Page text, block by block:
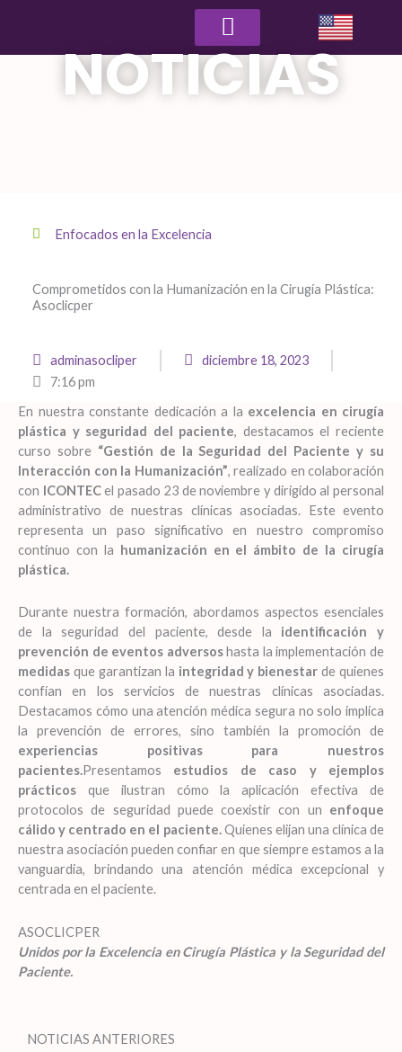
NOTICIAS
Enfocados en la Excelencia
Comprometidos con la Humanización en la Cirugía Plástica:
Asoclicper
adminasocliper
diciembre 18, 2023
7:16 pm
En nuestra constante dedicación a la excelencia en cirugía
plástica y seguridad del paciente, destacamos el reciente
curso sobre “Gestión de la Seguridad del Paciente y su
Interacción con la Humanización”, realizado en colaboración
con ICONTECel pasado 23 de noviembre y dirigido al personal
administrativo de nuestras clínicas asociadas. Este evento
representa un paso significativo en nuestro compromiso
continuo con la humanización en el ámbito de la cirugía
plástica.
Durante nuestra formación, abordamos aspectos esenciales
de la seguridad del paciente, desde la identificación y
prevención de eventos adversoshasta la implementación de
medidas que garantizan la integridad y bienestar de quienes
confían en los servicios de nuestras clínicas asociadas.
Destacamos cómo una atención médica segura no solo implica
la prevención de errores, sino también la promoción de
experiencias positivas para nuestros
pacientes.Presentamos estudios de caso y ejemplos
prácticos que ilustran cómo la aplicación efectiva de
protocolos de seguridad puede coexistir con un enfoque
cálido y centrado en el paciente.Quienes elijan una clínica de
nuestra asociación pueden confiar en que siempre estamos a la
vanguardia, brindando una atención médica excepcional y
centrada en el paciente.
ASOCLICPER
Unidos por la Excelencia en Cirugía Plástica y la Seguridad del
Paciente.
NOTICIAS ANTERIORES